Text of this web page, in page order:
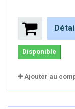
Disponible
Ajouter au